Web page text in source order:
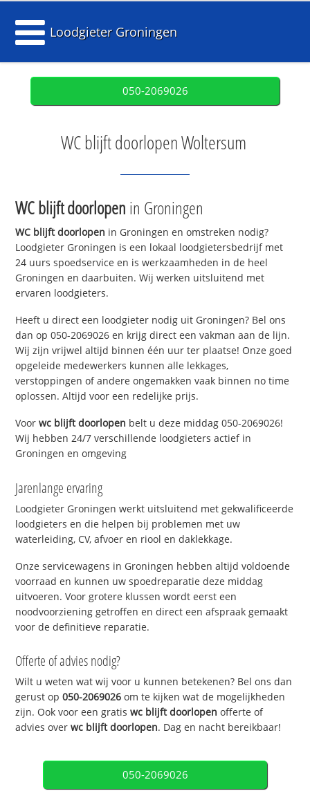
Loodgieter Groningen
050-2069026
WC blijft doorlopen Woltersum
WC blijft doorlopen in Groningen
WC blijft doorlopen in Groningen en omstreken nodig?
Loodgieter Groningen is een lokaal loodgietersbedrijf met
24 uurs spoedservice en is werkzaamheden in de heel
Groningen en daarbuiten. Wij werken uitsluitend met
ervaren loodgieters.
Heeft u direct een loodgieter nodig uit Groningen? Bel ons
dan op 050-2069026 en krijg direct een vakman aan de lijn.
Wij zijn vrijwel altijd binnen één uur ter plaatse! Onze goed
opgeleide medewerkers kunnen alle lekkages,
verstoppingen of andere ongemakken vaak binnen no time
oplossen. Altijd voor een redelijke prijs.
Voorwc blijft doorlopen belt u deze middag 050-2069026!
Wij hebben 24/7 verschillende loodgieters actief in
Groningen en omgeving
Jarenlange ervaring
Loodgieter Groningen werkt uitsluitend met gekwalificeerde
loodgieters en die helpen bij problemen met uw
waterleiding, CV, afvoer en riool en daklekkage.
Onze servicewagens in Groningen hebben altijd voldoende
voorraad en kunnen uw spoedreparatie deze middag
uitvoeren. Voor grotere klussen wordt eerst een
noodvoorziening getroffen en direct een afspraak gemaakt
voor de definitieve reparatie.
Offerte of advies nodig?
Wilt u weten wat wij voor u kunnen betekenen? Bel ons dan
gerust op050-2069026 om te kijken wat de mogelijkheden
zijn. Ook voor een gratiswc blijft doorlopen offerte of
advies overwc blijft doorlopen. Dag en nacht bereikbaar!
050-2069026